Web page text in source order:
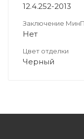
12.4.252-2013
Заключение
Нет
Цвет отделки
Черный